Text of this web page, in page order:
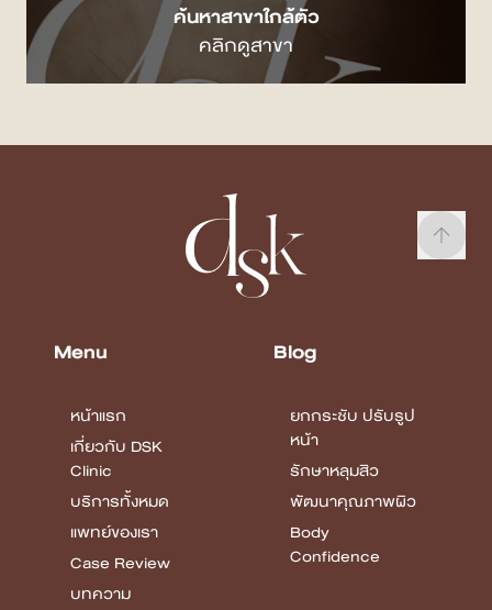
ค้นหาสาขาใกล้ตัว
คลิกดูสาขา
Menu
หน้าแรก
เกี่ยวกับ DSK
Clinic
บริการทั้งหมด
แพทย์ของเรา
Case Review
บทความ
Blog
ยกกระชับ ปรับรูป
หน้า
รักษาหลุมสิว
พัฒนาคุณภาพผิว
Body
Confidence